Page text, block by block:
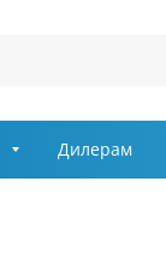
Дилерам